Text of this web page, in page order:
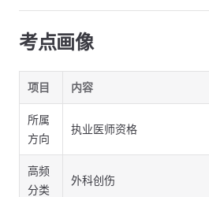
考点画像
项目 内容
所属
方向
执业医师资格
高频
分类
外科创伤